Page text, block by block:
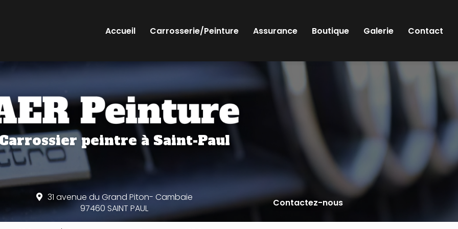
Accueil Carrosserie/Peinture Assurance Boutique Galerie Contact
peintreà Saint-Paul
31 avenue du Grand Piton- Cambaie
97460 SAINT PAUL
Contactez-nous